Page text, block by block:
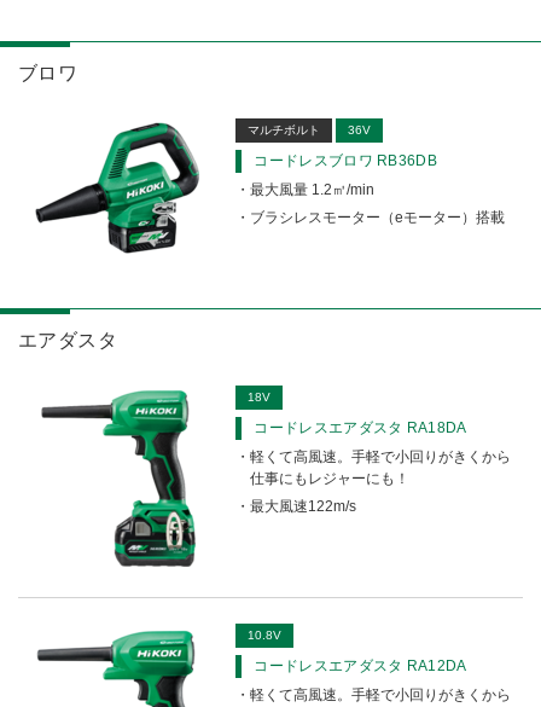
ブロワ
マルチボルト 36V
コードレスブロワ RB36DB
最大風量 1.2㎥/min
ブラシレスモーター（eモーター）搭載
エアダスタ
18V
コードレスエアダスタ RA18DA
軽くて高風速。手軽で小回りがきくから
仕事にもレジャーにも！
最大風速122m/s
10.8V
コードレスエアダスタ RA12DA
軽くて高風速。手軽で小回りがきくから